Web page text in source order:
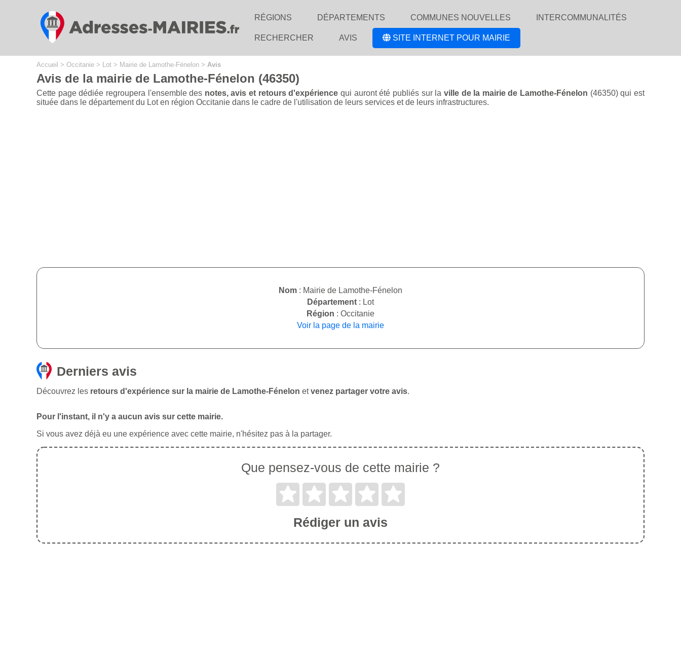
RÉGIONS DÉPARTEMENTS COMMUNES NOUVELLES INTERCOMMUNALITÉS
RECHERCHER AVIS SITE INTERNET POUR MAIRIE
Accueil > Occitanie > Lot > Mairie de Lamothe-Fénelon > Avis
Avis de la mairie de Lamothe-Fénelon (46350)
Cette page dédiée regroupera l'ensemble des notes, avis et retours d'expérience qui auront été publiés sur la ville de la mairie de Lamothe-Fénelon (46350) qui est
située dans le département du Lot en région Occitanie dans le cadre de l'utilisation de leurs services et de leurs infrastructures.
Nom : Mairie de Lamothe-Fénelon
Département : Lot
Région : Occitanie
Voir la page de la mairie
Derniers avis
Découvrez les retours d'expérience sur la mairie de Lamothe-Fénelon etvenez partager votre avis.
Pour l'instant, il n'y a aucun avis sur cette mairie.
Si vous avez déjà eu une expérience avec cette mairie, n'hésitez pas à la partager.
Que pensez-vous de cette mairie ?
Rédiger un avis